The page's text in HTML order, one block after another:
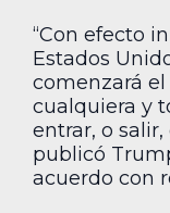
“Con efecto
Estados
comenzará el
cualquiera y
entrar, o
publicó
acuerdo con